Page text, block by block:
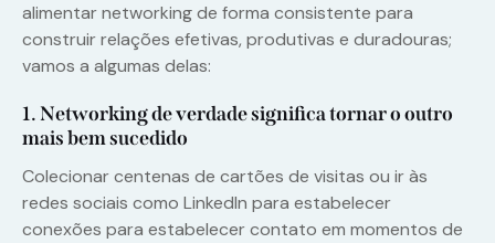
alimentar networking de forma consistente para
construir relações efetivas, produtivas e duradouras;
vamos a algumas delas:
1. Networking de verdade significa tornar o outro
mais bem sucedido
Colecionar centenas de cartões de visitas ou ir às
redes sociais como LinkedIn para estabelecer
conexões para estabelecer contato em momentos de